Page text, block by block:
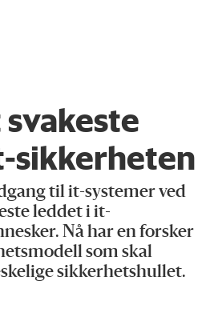
sikkerheten
til it-systemer ved
leddet i it-
Nå har en forsker
som skal
sikkerhetshullet.